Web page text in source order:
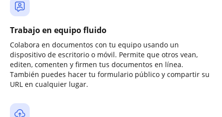
Trabajo en equipo fluido
Colabora en documentos con tu equipo usando un
dispositivo de escritorio o móvil. Permite que otros vean,
editen, comenten y firmen tus documentos en línea.
También puedes hacer tu formulario público y compartir su
URL en cualquier lugar.